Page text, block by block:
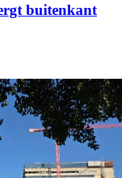
buitenkant